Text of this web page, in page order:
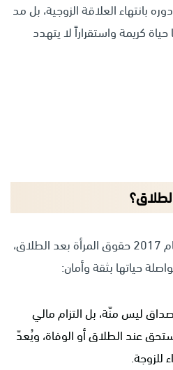
بانتهاء العلاقة الزوجية، بل مد
كريمة واستقراراً لا يتهدد
ينظم قانون الأسرة الصادر عام 2017 حقوق المرأة بعد الطلاق،
حياتها بثقة وأمان:
ليس منّة، بل التزام مالي
عند الطلاق أو الوفاة، ويُعدّ
للزوجة.